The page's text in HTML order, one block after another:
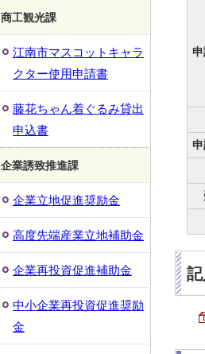
申
申
記
商工観光課
江南市マスコットキャラ
クター使用申請書
藤花ちゃん着ぐるみ貸出
申込書
企業誘致推進課
企業立地促進奨励金
高度先端産業立地補助金
企業再投資促進補助金
中小企業再投資促進奨励
金